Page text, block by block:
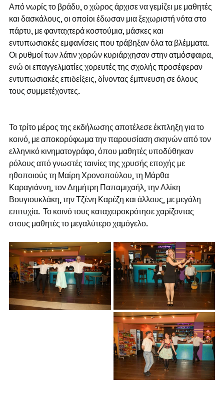
Από νωρίς το βράδυ, ο χώρος άρχισε να γεμίζει με μαθητές
και δασκάλους, οι οποίοι έδωσαν μια ξεχωριστή νότα στο
πάρτυ, με φανταχτερά κοστούμια, μάσκες και
εντυπωσιακές εμφανίσεις που τράβηξαν όλα τα βλέμματα.
Οι ρυθμοί των λάτιν χορών κυριάρχησαν στην ατμόσφαιρα,
ενώ οι επαγγελματίες χορευτές της σχολής προσέφεραν
εντυπωσιακές επιδείξεις, δίνοντας έμπνευση σε όλους
τους συμμετέχοντες.
Το τρίτο μέρος της εκδήλωσης αποτέλεσε έκπληξη για το
κοινό, με αποκορύφωμα την παρουσίαση σκηνών από τον
ελληνικό κινηματογράφο, όπου μαθητές υποδύθηκαν
ρόλους από γνωστές ταινίες της χρυσής εποχής με
ηθοποιούς τη Μαίρη Χρονοπούλου, τη Μάρθα
Καραγιάννη, τον Δημήτρη Παπαμιχαήλ, την Αλίκη
Βουγιουκλάκη, την Τζένη Καρέζη και άλλους, με μεγάλη
επιτυχία.  Το κοινό τους καταχειροκρότησε χαρίζοντας
στους μαθητές το μεγαλύτερο χαμόγελο.